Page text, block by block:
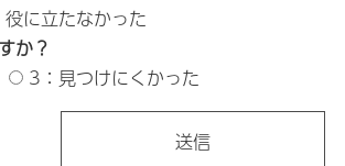
に立たなかった
か？
3：見つけにくかった